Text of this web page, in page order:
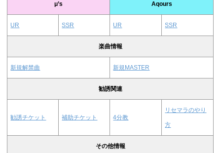
μ’s Aqours
UR SSR UR SSR
楽曲情報
新規解禁曲 新規MASTER
勧誘関連
勧誘チケット 補助チケット 4分教
リセマラのやり
方
その他情報